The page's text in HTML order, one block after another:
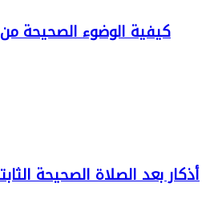
كيفية الوضوء الصحيحة
أذكار بعد الصلاة الصحيحة